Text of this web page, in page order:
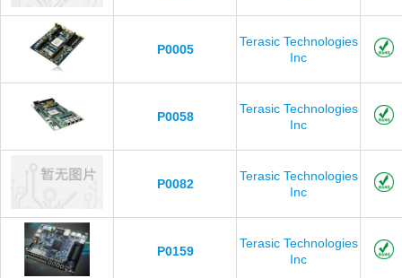
P0005
Terasic Technologies
Inc
P0058
Terasic Technologies
Inc
P0082
Terasic Technologies
Inc
P0159
Terasic Technologies
Inc